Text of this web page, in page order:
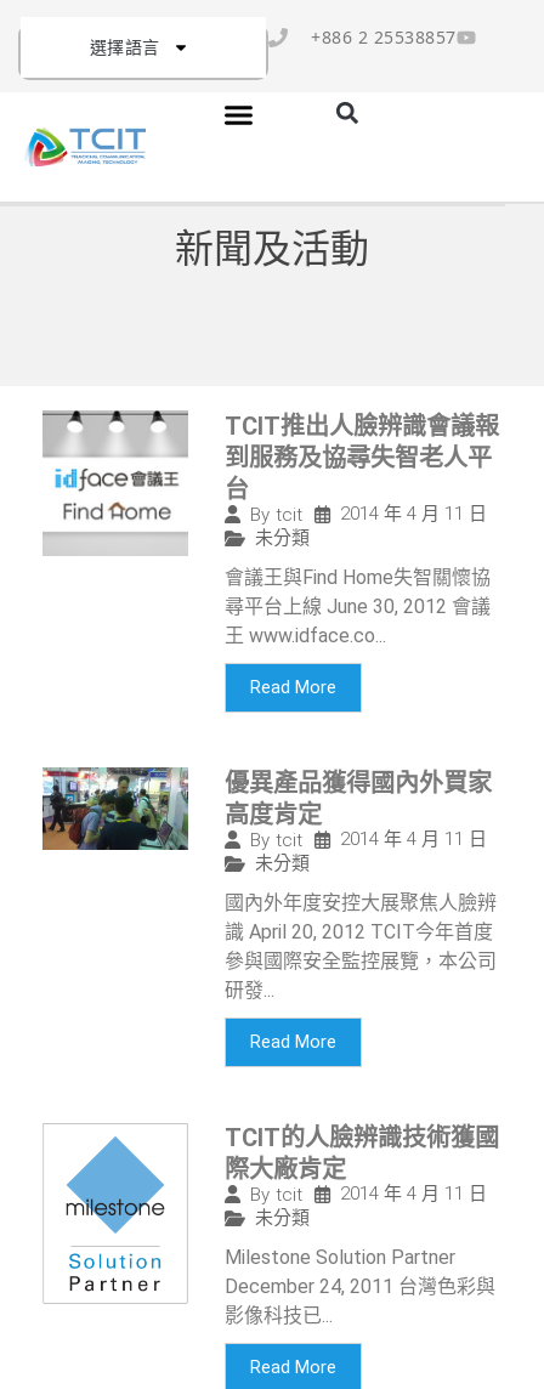
選擇語言 +886 2 25538857
新聞及活動
TCIT推出人臉辨識會議報
到服務及協尋失智老人平
台
By tcit
2014 年 4 月 11 日
未分類
會議王與Find Home失智關懷協
尋平台上線 June 30, 2012 會議
王 www.idface.co...
Read More
優異產品獲得國內外買家
高度肯定
By tcit
2014 年 4 月 11 日
未分類
國內外年度安控大展聚焦人臉辨
識 April 20, 2012 TCIT今年首度
參與國際安全監控展覽，本公司
研發...
Read More
TCIT的人臉辨識技術獲國
際大廠肯定
By tcit
2014 年 4 月 11 日
未分類
Milestone Solution Partner
December 24, 2011 台灣色彩與
影像科技已...
Read More